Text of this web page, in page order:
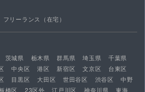
フリーランス（在宅）
茨城県 栃木県 群馬県 埼玉県
千葉県
中央区 港区 新宿区 文京区
台東区
目黒区 大田区 世田谷区 渋谷区
中野
橋区 23区外 江戸川区 神奈川県
東海